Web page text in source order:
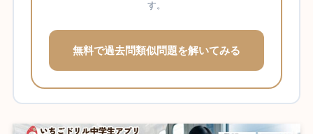
す。
無料で過去問類似問題を解いてみる